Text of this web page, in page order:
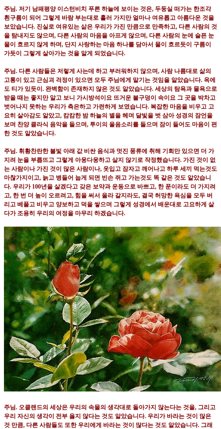
주님. 저기 남패평양 이스턴비치 푸른 하늘에 보이는 것은, 두둥실 떠가는 한조각
흰구름이 되어 그렇게 바람 부는대로 흘러 가지만 얼마나 여유롭고 아름다운 것을
보았습니다. 진실로 여유있는 삶은 우리가 가진 만큼으로 만족하고, 다른 사람의 것
을 탐내지도 않으며, 다른 사람의 마음을 아프게 않으며, 다른 사람의 눈에 슬픈 눈
물이 흐르지 않게 하며, 단지 사랑하는 마음 하나를 담아서 물이 흐르듯이 구름이
가듯이 그렇게 살아가는 것을 알게 되었습니다.
주님. 다른 사람들은 저렇게 사는데 하고 부러워하지 않으며, 사람 나름대로 삶의
고통이 있고 근심괴 걱정이 있으면 모두 주님에게 맡기는 것임을 알았습니다. 옥에
도 티가 있듯이. 완벽함이 존재하지 않은 것도 알았습니다. 세상의 탐욕과 물욕으로
받을 때는 좋지만 알고 보니 가시방석이요 뜨거운 불구덩이 속이요 그 곳을 박차고
벗어나지 못하는 우리가 측은하고 가련하게 보였습니다. 복잡한 마음을 비우고 고
요히 살아감도 알았고, 캄캄한 밤 하늘의 별을 헤며 달빛을 벗 삼아 성경의 잠언을
보며 찬양 클라식 음악을 들으며, 투이의 울음소리를 들으며 잠이 들어도 마음이 편
한 것도 알았습니다.
주님. 휘황찬란한 불빛 아래 값 비싼 음식과 멋진 풍류에 취해 기회만 있으면 더 가
지려 눈을 부릅뜨고 그렇게 아웅다웅하고 살지 않기로 작정했습니다. 가진 것이 없
는 사람이나 가진 것이 많은 사람이나, 옷입고 잠자고 깨어나고 하루 세끼 먹는것도
마찮가지이고, 늙고 병들어 눕게 되면 빈손 쥐고 가는것도 똑 같은 것도 알았습니
다. 우리가100년을 살겠다고 갖은 보약과 운동으로 바쁘고, 한 푼이라도 더 가지려
고, 한 번 더 높이 오르려고, 힘을 써서 올라 갈지라도, 결국 허망한 욕심을 모두 버
리고 베풀고 비우고 양보하고 덕을 쌓으며 그렇게 성경에서 배운대로 고요하게 살
다가 조용히 우리의 여정을 마무리 하겠습니다.
주님. 오클랜드의 세상은 우리의 속물의 생각대로 돌아가지 않는다는 것을, 그리고
우리 자신의 생각이 전부 옳지 않다는 것도 알았습니다. 우리가 바라는 것이 많은
것 만큼, 다른 사람들도 또한 우리에게 바라는 것이 많다는 것도 알았습니다. 그래